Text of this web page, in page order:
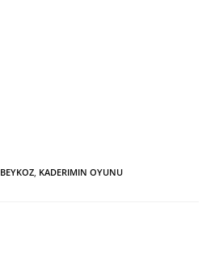
BEYKOZ, KADERIMIN OYUNU